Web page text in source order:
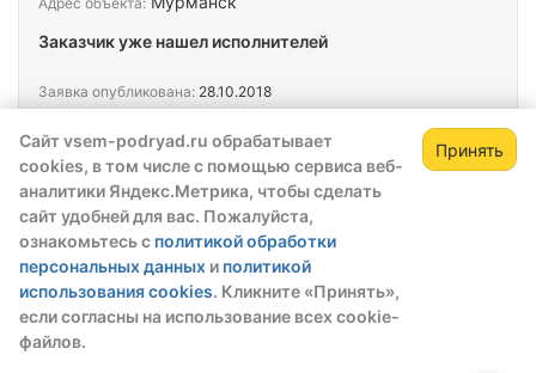
Сайт vsem-podryad.ru обрабатывает
cookies, в том числе с помощью сервиса веб-
аналитики Яндекс.Метрика, чтобы сделать
сайт удобней для вас. Пожалуйста,
ознакомьтесь с политикой обработки
персональных данных и политикой
использования cookies. Кликните «Принять»,
если согласны на использование всех cookie-
файлов.
Принять
60 кв. м. покраска. частичная сборка мебели.
укладка ламината. остальное при разговоре.
стоимость 70-100 тыс. руб.
Заказчик уже нашел исполнителей
Заявка опубликована: 28.10.2018
Штукатурные работы
Регион:Мурманская область
Адрес объекта: